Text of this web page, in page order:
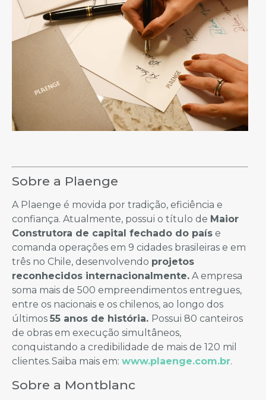
Sobre a Plaenge
A Plaenge é movida por tradição, eficiência e
confiança. Atualmente, possui o título de Maior
Construtora de capital fechado do país e
comanda operações em 9 cidades brasileiras e em
três no Chile, desenvolvendo projetos
reconhecidos internacionalmente. A empresa
soma mais de 500 empreendimentos entregues,
entre os nacionais e os chilenos, ao longo dos
últimos 55 anos de história. Possui 80 canteiros
de obras em execução simultâneos,
conquistando a credibilidade de mais de 120 mil
clientes. Saiba mais em: www.plaenge.com.br.
Sobre a Montblanc